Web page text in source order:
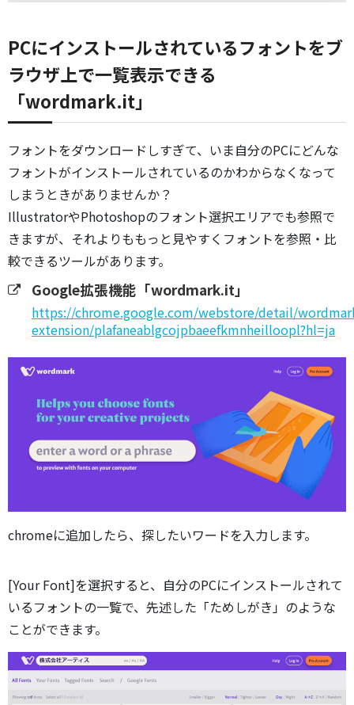
PCにインストールされているフォントをブ
ラウザ上で一覧表示できる
「wordmark.it」
フォントをダウンロードしすぎて、いま自分のPCにどんな
フォントがインストールされているのかわからなくなって
しまうときがありませんか？
IllustratorやPhotoshopのフォント選択エリアでも参照で
きますが、それよりももっと見やすくフォントを参照・比
較できるツールがあります。
Google拡張機能「wordmark.it」
https://chrome.google.com/webstore/detail/
extension/plafaneablgcojpbaeefkmnheilloopl?hl=ja
chromeに追加したら、探したいワードを入力します。
[Your Font]を選択すると、自分のPCにインストールされて
いるフォントの一覧で、先述した「ためしがき」のような
ことができます。